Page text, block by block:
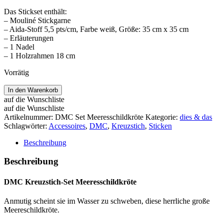
Das Stickset enthält:
– Mouliné Stickgarne
– Aida-Stoff 5,5 pts/cm, Farbe weiß, Größe: 35 cm x 35 cm
– Erläuterungen
– 1 Nadel
– 1 Holzrahmen 18 cm
Vorrätig
DMC
Kreuzstich-
Set
Meeresschildkröte
Menge
In den Warenkorb
auf die Wunschliste
auf die Wunschliste
Artikelnummer: DMC Set Meeresschildkröte Kategorie: dies & das
Schlagwörter: Accessoires, DMC, Kreuzstich, Sticken
Beschreibung
Beschreibung
DMC Kreuzstich-Set Meeresschildkröte
Anmutig scheint sie im Wasser zu schweben, diese herrliche große
Meereschildkröte.